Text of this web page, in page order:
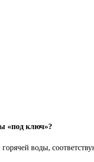
«под ключ»?
воды,